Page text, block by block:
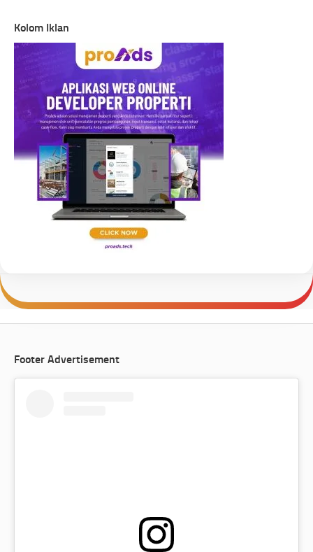
Kolom Iklan
Footer Advertisement